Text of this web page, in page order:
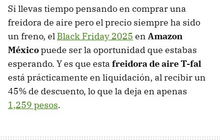
Si llevas tiempo pensando en comprar una
freidora de aire pero el precio siempre ha sido
un freno, el Black Friday 2025 en Amazon
Méxicopuede ser la oportunidad que estabas
esperando. Y es que esta freidora de aire T-fal
está prácticamente en liquidación, al recibir un
45% de descuento, lo que la deja en apenas
1,259 pesos.